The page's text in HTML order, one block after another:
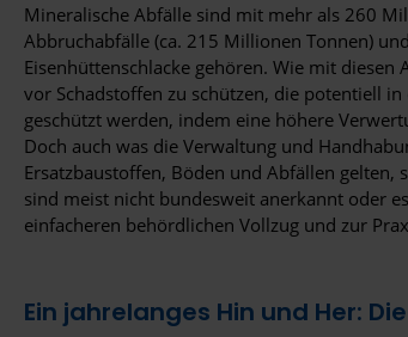
Mineralische Abfälle sind mit mehr als 260
Abbruchabfälle (ca. 215 Millionen Tonnen)
Eisenhüttenschlacke gehören. Wie mit
vor Schadstoffen zu schützen, die potentiell
geschützt werden, indem eine höhere
Doch auch was die Verwaltung und
Ersatzbaustoffen, Böden und Abfällen gelten,
sind meist nicht bundesweit anerkannt oder
einfacheren behördlichen Vollzug und zur
Ein jahrelanges Hin und Her: